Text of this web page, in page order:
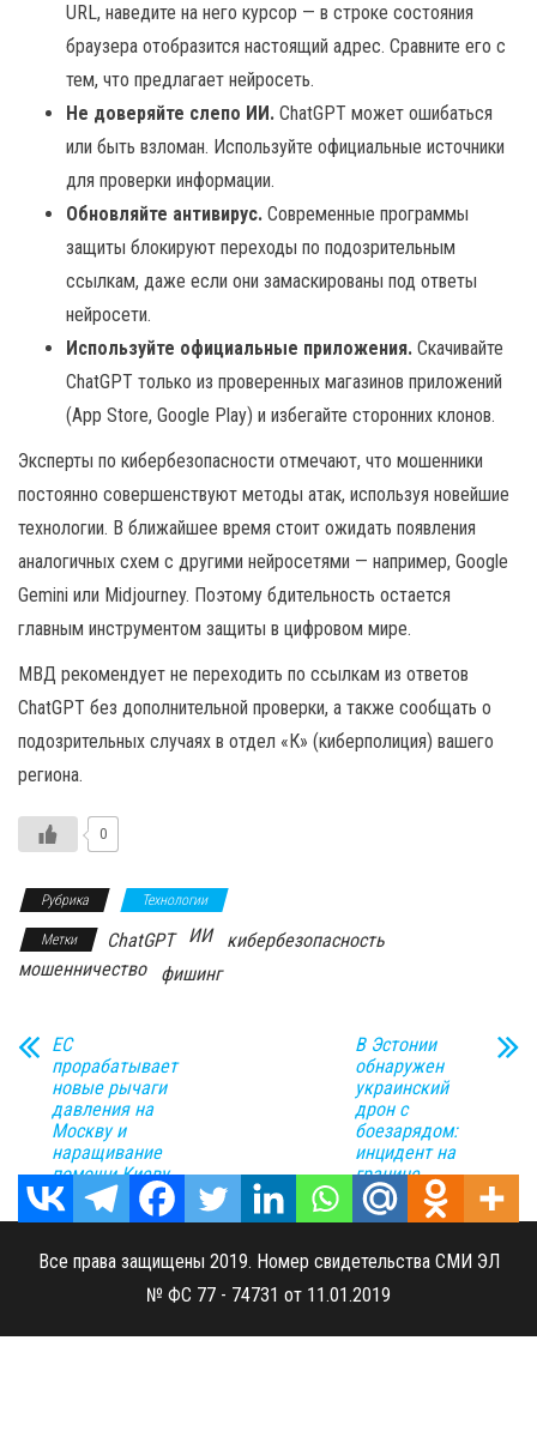
URL, наведите на него курсор — в строке состояния
браузера отобразится настоящий адрес. Сравните его с
тем, что предлагает нейросеть.
Не доверяйте слепо ИИ. ChatGPT может ошибаться
или быть взломан. Используйте официальные источники
для проверки информации.
Обновляйте антивирус. Современные программы
защиты блокируют переходы по подозрительным
ссылкам, даже если они замаскированы под ответы
нейросети.
Используйте официальные приложения. Скачивайте
ChatGPT только из проверенных магазинов приложений
(App Store, Google Play) и избегайте сторонних клонов.
Эксперты по кибербезопасности отмечают, что мошенники
постоянно совершенствуют методы атак, используя новейшие
технологии. В ближайшее время стоит ожидать появления
аналогичных схем с другими нейросетями — например, Google
Gemini или Midjourney. Поэтому бдительность остается
главным инструментом защиты в цифровом мире.
МВД рекомендует не переходить по ссылкам из ответов
ChatGPT без дополнительной проверки, а также сообщать о
подозрительных случаях в отдел «К» (киберполиция) вашего
региона.
0
Рубрика Технологии
Метки ChatGPT ИИ
кибербезопасность
мошенничество
фишинг
ЕС
прорабатывает
новые рычаги
давления на
Москву и
наращивание
помощи Киеву
В Эстонии
обнаружен
украинский
дрон с
боезарядом:
инцидент на
границе
Все права защищены 2019. Номер свидетельства СМИ ЭЛ
№ ФС 77 - 74731 от 11.01.2019